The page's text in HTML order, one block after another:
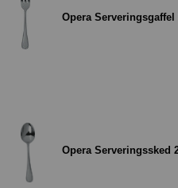
Opera
Opera Serveringssked